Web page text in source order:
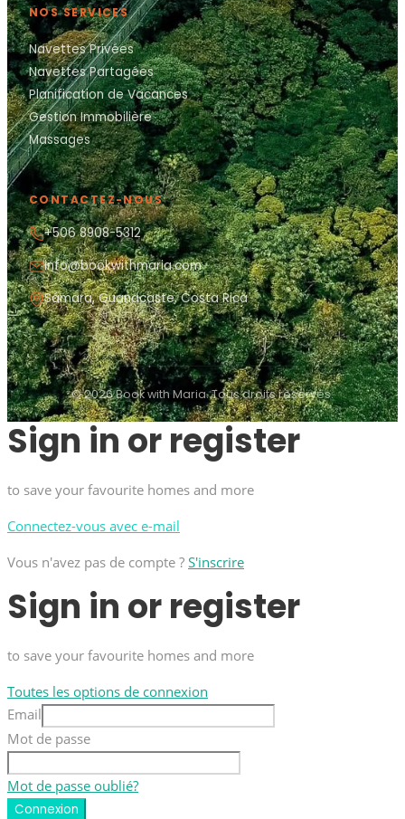
NOS SERVICES
Navettes Privées
Navettes Partagées
Planification de Vacances
Gestion Immobilière
Massages
CONTACTEZ-NOUS
+506 8908-5312
info@bookwithmaria.com
Sámara, Guanacaste, Costa Rica
© 2026 Book with Maria. Tous droits réservés.
Sign in or register
to save your favourite homes and more
Connectez-vous avec e-mail
Vous n'avez pas de compte ? S'inscrire
Sign in or register
to save your favourite homes and more
Toutes les options de connexion
Email
Mot de passe
Mot de passe oublié?
Connexion